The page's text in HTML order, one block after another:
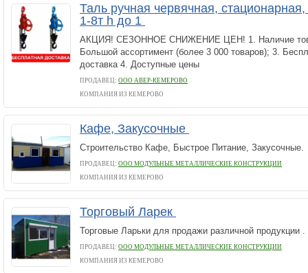
Таль ручная червячная,
1-8т h до 1
АКЦИЯ! СЕЗОННОЕ СНИЖЕНИЕ ЦЕН! 1. Наличие
Большой ассортимент (более 3 000 товаров); 3.
доставка 4. Доступные цены
ПРОДАВЕЦ: ООО АВЕР-КЕМЕРОВО
КОМПАНИЯ ИЗ КЕМЕРОВО
Кафе, Закусочные
Строительство Кафе, Быстрое Питание, Закусочные.
ПРОДАВЕЦ: ООО МОДУЛЬНЫЕ МЕТАЛЛИЧЕСКИЕ КОНСТРУКЦИИ
КОМПАНИЯ ИЗ КЕМЕРОВО
Торговый Ларек
Торговые Ларьки для продажи различной продукции .
ПРОДАВЕЦ: ООО МОДУЛЬНЫЕ МЕТАЛЛИЧЕСКИЕ КОНСТРУКЦИИ
КОМПАНИЯ ИЗ КЕМЕРОВО